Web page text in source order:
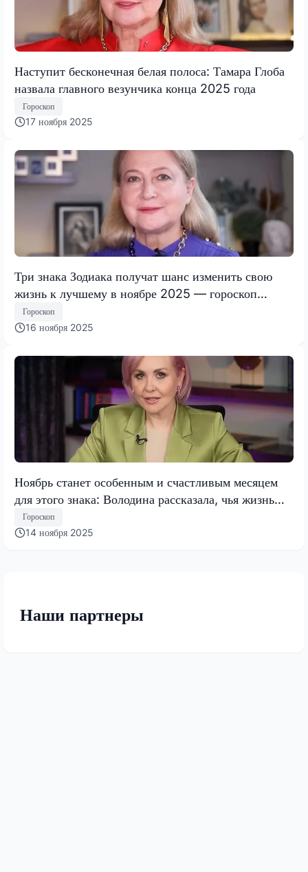
Наступит бесконечная белая полоса: Тамара Глоба
назвала главного везунчика конца 2025 года
Гороскоп
17 ноября 2025
Три знака Зодиака получат шанс изменить свою
жизнь к лучшему в ноябре 2025 — гороскоп
Тамары Глобы
Гороскоп
16 ноября 2025
Ноябрь станет особенным и счастливым месяцем
для этого знака: Володина рассказала, чья жизнь
кардинально изменится
Гороскоп
14 ноября 2025
Наши партнеры